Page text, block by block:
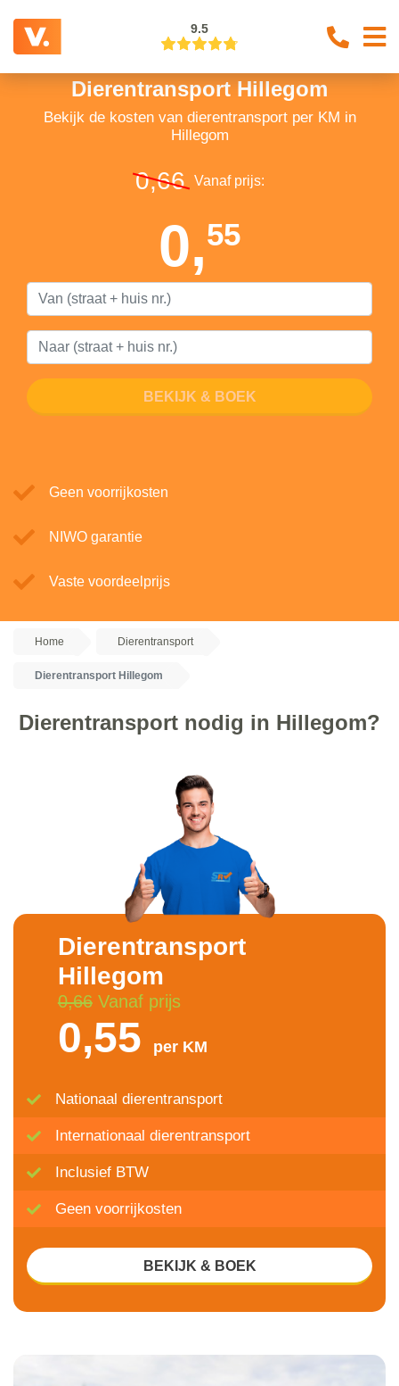
9.5
Dierentransport Hillegom
Bekijk de kosten van dierentransport per KM in
Hillegom
0,66 Vanaf prijs:
0,55
BEKIJK & BOEK
Geen voorrijkosten
NIWO garantie
Vaste voordeelprijs
Home Dierentransport
Dierentransport Hillegom
Dierentransport nodig in Hillegom?
Dierentransport
Hillegom
0,66Vanaf prijs
0,55 per KM
Nationaal dierentransport
Internationaal dierentransport
Inclusief BTW
Geen voorrijkosten
BEKIJK & BOEK